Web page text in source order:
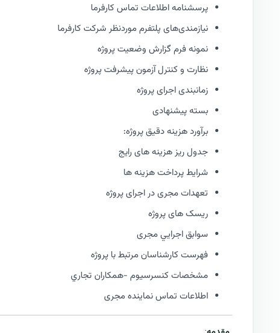
پرسشنامه اطلاعات تماس کارفرما
نیازمندی‌های پلتفرم موردنظر شرکت کارفرما
نمونه فرم گزارش وضعيت پروژه
نظارت و كنترل آزمون پیشرفت پروژه
زمانبندی اجرای پروژه
بسته پیشنهادی
برآورد هزینه دقیق پروژه:
جدول ریز هزینه های رایج
شرایط پرداخت هزینه ها
تعهدات مجری در اجرای پروژه
ریسک های پروژه
سوابق اجرايي مجری
فهرست كارشناسان مرتبط با پروژه
مشخصات كنسرسيوم -همكاران تجاري
اطلاعات تماس نماینده مجری
: